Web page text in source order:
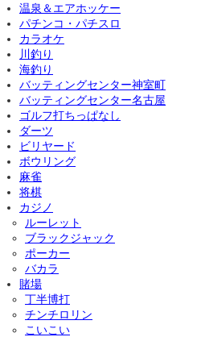
温泉＆エアホッケー
パチンコ・パチスロ
カラオケ
川釣り
海釣り
バッティングセンター神室町
バッティングセンター名古屋
ゴルフ打ちっぱなし
ダーツ
ビリヤード
ボウリング
麻雀
将棋
カジノ
ルーレット
ブラックジャック
ポーカー
バカラ
賭場
丁半博打
チンチロリン
こいこい